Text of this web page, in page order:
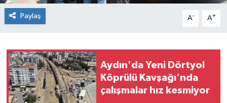
Paylaş A- A+
Aydın'da Yeni Dörtyol
Köprülü Kavşağı'nda
çalışmalar hız kesmiyor